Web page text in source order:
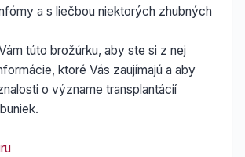
a s liečbou niektorých zhubných
túto brožúrku, aby ste si z nej
ktoré Vás zaujímajú a aby
o význame transplantácií